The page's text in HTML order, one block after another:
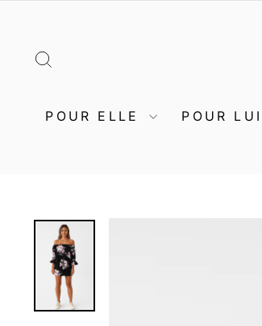
POUR ELLE POUR LUI